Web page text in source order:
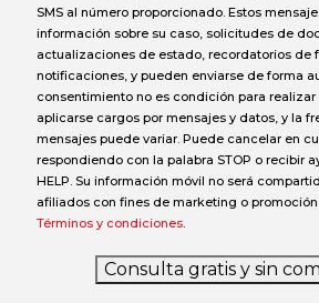
SMS al número proporcionado. Estos
información sobre su caso, solicitudes de
actualizaciones de estado, recordatorios de
notificaciones, y pueden enviarse de forma
consentimiento no es condición para realizar
aplicarse cargos por mensajes y datos, y la
mensajes puede variar. Puede cancelar en
respondiendo con la palabra STOP o recibir
HELP. Su información móvil no será
afiliados con fines de marketing o promoción.
Términos y condiciones
Consulta gratis y sin